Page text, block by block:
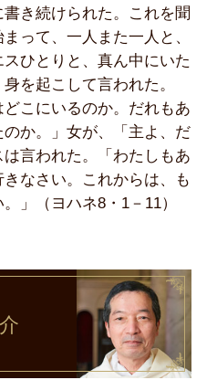
き続けられた。これを聞
って、一人また一人と、
ひとりと、真ん中にいた
を起こして言われた。
どこにいるのか。だれもあ
か。」女が、「主よ、だ
言われた。「わたしもあ
なさい。これからは、も
」（ヨハネ8・1－11）